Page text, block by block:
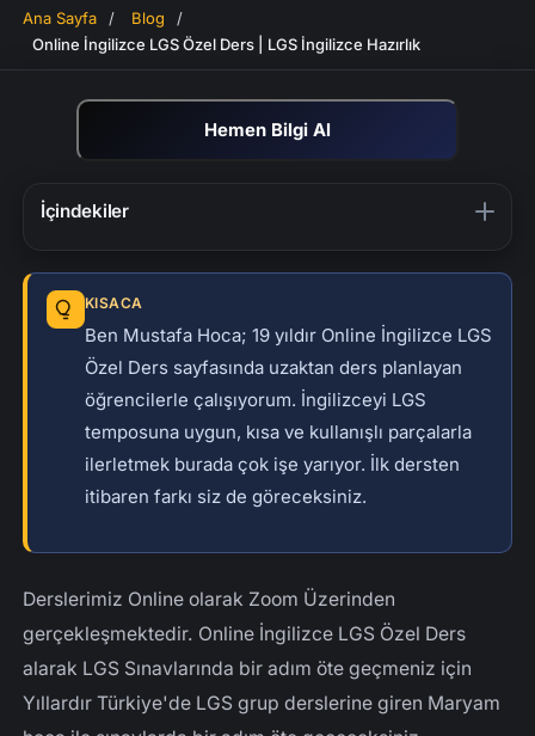
Ana Sayfa / Blog
/
Online İngilizce LGS Özel Ders | LGS İngilizce Hazırlık
Hemen Bilgi Al
İçindekiler
LGS İngilizce Özel Dersin Önemi
İngilizcenin Küresel Önemi ve Bizim Yaklaşımımız
Bireysel Öğrenme Hızına Uyum ve Bizim
Yaklaşımımız
Kişiselleştirilmiş Geri Bildirim ve İlgi: Bizimle Özel
Esneklik ve Rahatlık: Bizimle Öğrenin
Özel Ders
KISACA
Ben Mustafa Hoca; 19 yıldır Online İngilizce LGS
Özel Ders sayfasında uzaktan ders planlayan
öğrencilerle çalışıyorum. İngilizceyi LGS
temposuna uygun, kısa ve kullanışlı parçalarla
ilerletmek burada çok işe yarıyor. İlk dersten
itibaren farkı siz de göreceksiniz.
Derslerimiz Online olarak Zoom Üzerinden
gerçekleşmektedir. Online İngilizce LGS Özel Ders
alarak LGS Sınavlarında bir adım öte geçmeniz için
Yıllardır Türkiye'de LGS grup derslerine giren Maryam